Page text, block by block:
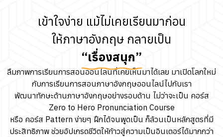
เข้าใจง่าย แม้ไม่เคยเรียนมาก่อน
ให้ภาษาอังกฤษ กลายเป็น
“เรื่องสนุก”
ลืมภาพการเรียนการสอนออนไลน์ที่เคยเห็นมาได้เลย มาเปิดโลกใหม่
กับการเรียนการสอนภาษาอังกฤษออนไลน์ไปกับเรา
พัฒนาทักษะด้านภาษาอังกฤษอย่างรอบด้าน ไม่ว่าจะเป็น คอร์ส
Zero to Hero Pronunciation Course
หรือ คอร์ส Pattern ง่ายๆ ฝึกได้จนพูดเป็น ก็ล้วนเป็นหลักสูตรที่มี
ประสิทธิภาพ ช่วยอัปเกรดชีวิตให้ก้าวสู่ความเป็นอินเตอร์ได้มากกว่า